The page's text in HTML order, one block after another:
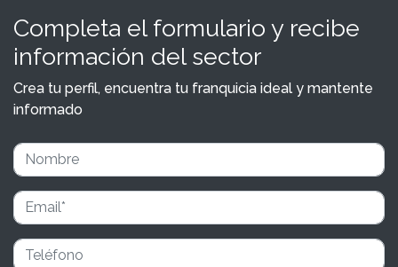
Completa el formulario y recibe
información del sector
Crea tu perfil, encuentra tu franquicia ideal y mantente
informado